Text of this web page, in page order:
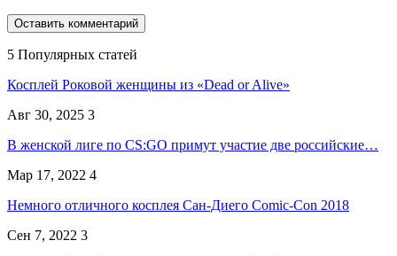
5 Популярных статей
Косплей Роковой женщины из «Dead or Alive»
Авг 30, 2025 3
В женской лиге по CS:GO примут участие две российские…
Мар 17, 2022 4
Немного отличного косплея Сан-Диего Comic-Con 2018
Сен 7, 2022 3